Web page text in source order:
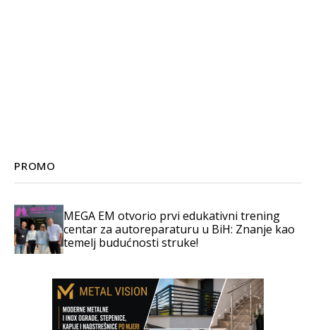
PROMO
MEGA EM otvorio prvi edukativni trening
centar za autoreparaturu u BiH: Znanje kao
temelj budućnosti struke!